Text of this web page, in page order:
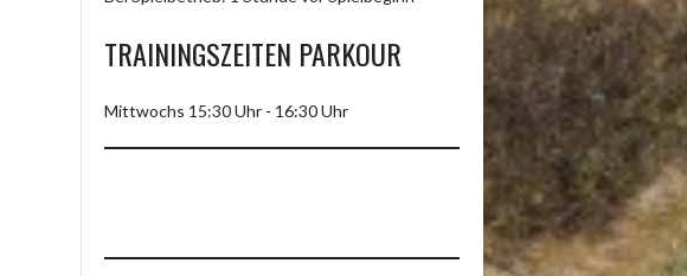
TRAININGSZEITEN PARKOUR
Mittwochs 15:30 Uhr - 16:30 Uhr